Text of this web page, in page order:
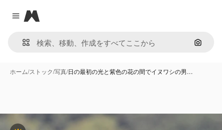
Close menu
Magnific
画像で
ホーム/ストック/写真/日の最初の光と紫色の花の間でイヌワシの男…